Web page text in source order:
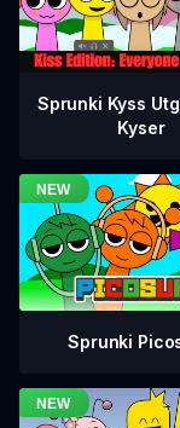
Sprunki Kyss
Kyser
Sprunki